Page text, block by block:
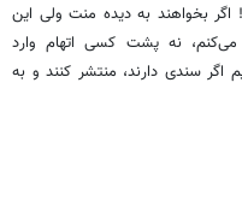
بخواهند به دیده منت ولی این
نه پشت کسی اتهام وارد
اگر سندی دارند، منتشر کنند و به